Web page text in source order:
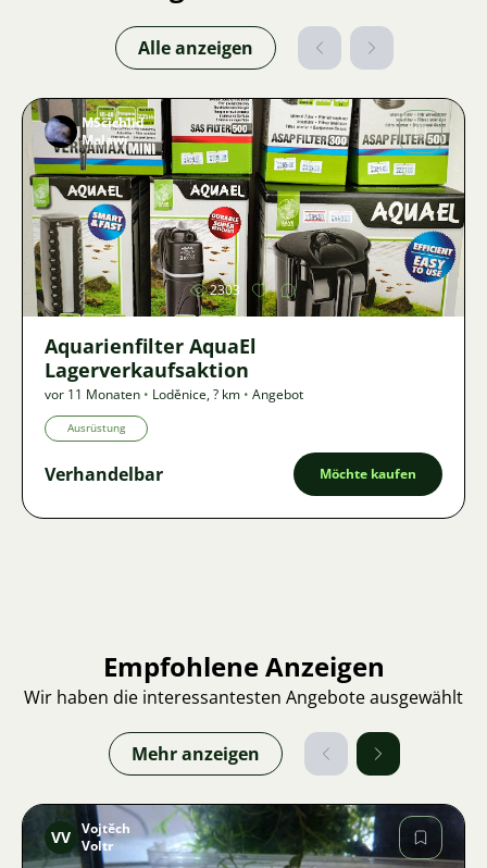
Alle anzeigen
Bild
MScichlid
Malawi
2303
Aquarienfilter AquaEl
Lagerverkaufsaktion
vor 11 Monaten • Loděnice,? km • Angebot
Ausrüstung
Verhandelbar Möchte kaufen
Empfohlene Anzeigen
Wir haben die interessantesten Angebote ausgewählt
Mehr anzeigen
VV Vojtěch
Voltr